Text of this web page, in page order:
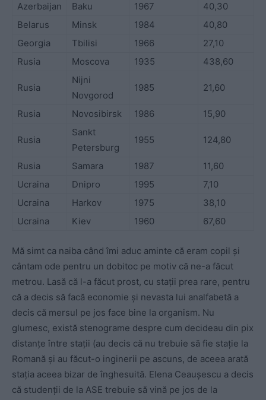
Azerbaijan
Baku 1967
40,30
Belarus
Minsk 1984
40,80
Georgia
Tbilisi 1966
27,10
Rusia
Moscova 1935 438,60
Rusia
Nijni
Novgorod
1985 21,60
Rusia Novosibirsk 1986 15,90
Rusia
Sankt
Petersburg
1955 124,80
Rusia Samara 1987
11,60
Ucraina
Dnipro 1995
7,10
Ucraina
Harkov 1975
38,10
Ucraina
Kiev 1960 67,60
Mă simt ca naiba când îmi aduc aminte că eram copil și
cântam ode pentru un dobitoc pe motiv că ne-a făcut
metrou. Lasă că l-a făcut prost, cu stații prea rare, pentru
că a decis să facă economie și nevasta lui analfabetă a
decis că mersul pe jos face bine la organism. Nu
glumesc, există stenograme despre cum decideau din pix
distanțe între stații (au decis că nu trebuie să fie stație la
Romană și au făcut-o inginerii pe ascuns, de aceea arată
stația aceea bizar de înghesuită. Elena Ceaușescu a decis
că studenții de la ASE trebuie să vină pe jos de la